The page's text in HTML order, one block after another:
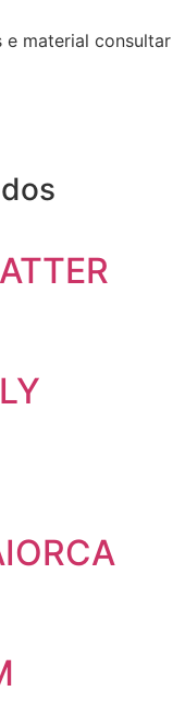
e material consultar